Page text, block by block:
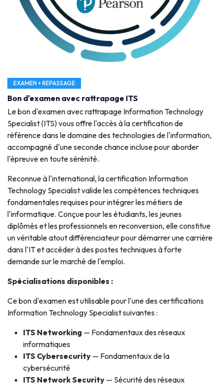
EXAMEN + REPASSAGE
Bon d'examen avec rattrapage ITS
Le bon d'examen avec rattrapage Information Technology
Specialist (ITS) vous offre l'accès à la certification de
référence dans le domaine des technologies de l'information,
accompagné d'une seconde chance incluse pour aborder
l'épreuve en toute sérénité.
Reconnue à l'international, la certification Information
Technology Specialist valide les compétences techniques
fondamentales requises pour intégrer les métiers de
l'informatique. Conçue pour les étudiants, les jeunes
diplômés et les professionnels en reconversion, elle constitue
un véritable atout différenciateur pour démarrer une carrière
dans l'IT et accéder à des postes techniques à forte
demande sur le marché de l'emploi.
Spécialisations disponibles :
Ce bon d'examen est utilisable pour l'une des certifications
Information Technology Specialist suivantes :
ITS Networking — Fondamentaux des réseaux
informatiques
ITS Cybersecurity — Fondamentaux de la
cybersécurité
ITS Network Security — Sécurité des réseaux